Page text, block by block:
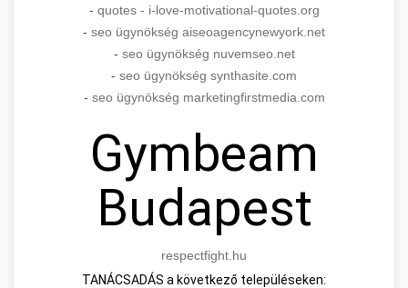
- quotes - i-love-motivational-quotes.org
- seo ügynökség aiseoagencynewyork.net
- seo ügynökség nuvemseo.net
- seo ügynökség synthasite.com
- seo ügynökség marketingfirstmedia.com
Gymbeam
Budapest
respectfight.hu
TANÁCSADÁS a következő településeken: